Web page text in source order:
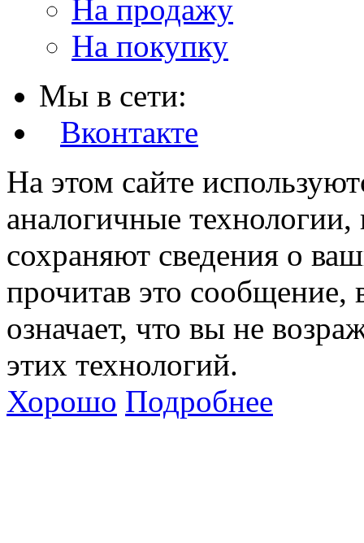
На продажу
На покупку
Мы в сети:
Вконтакте
На этом сайте
аналогичные технологии,
сохраняют сведения о
прочитав это сообщение,
означает, что вы не
этих технологий.
Хорошо Подробнее